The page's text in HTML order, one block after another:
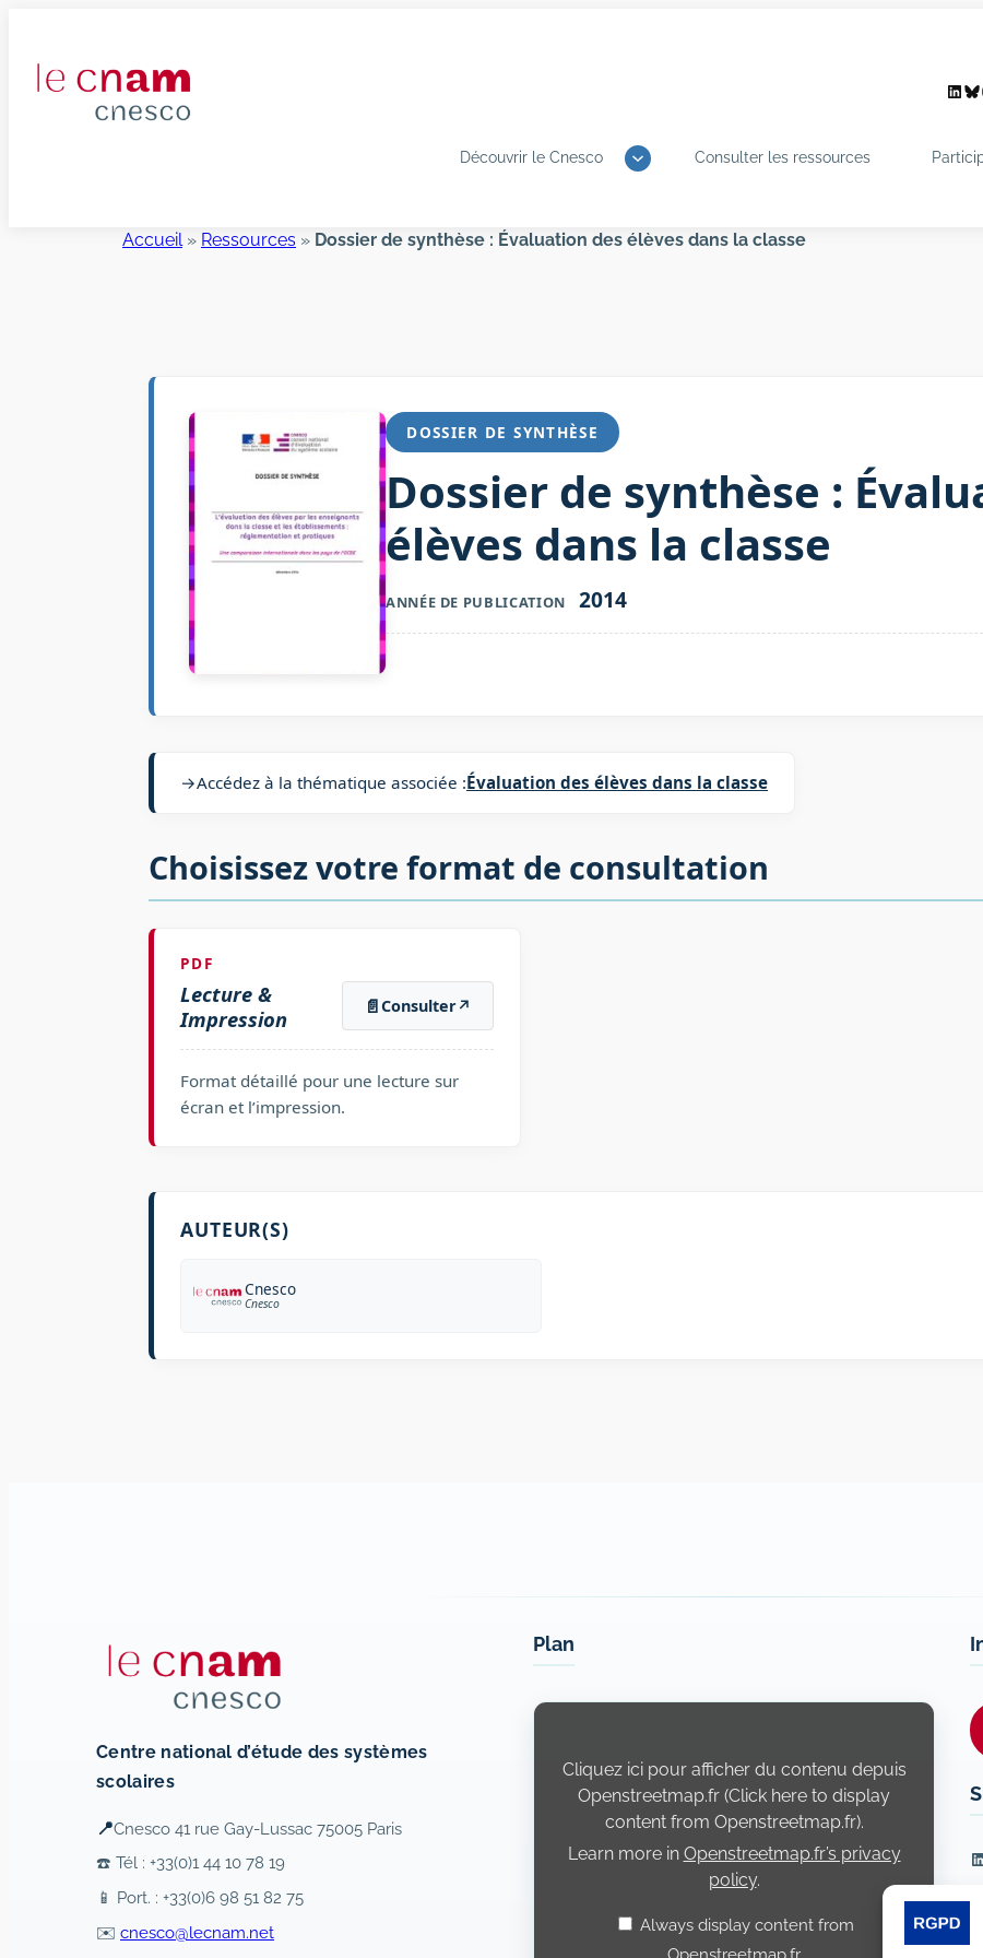
contenu
Découvrir le Cnesco Consulter les ressources
Accueil» Ressources » Dossier de synthèse : Évaluation des élèves dans la classe
DOSSIER DE SYNTHÈSE
Dossier de synthèse :
élèves dans la classe
ANNÉE DE PUBLICATION 2014
→Accédez à la thématique associée :Évaluation des élèves dans la classe
Choisissez votre format de consultation
PDF
Lecture &
Impression
📄Consulter↗
Format détaillé pour une lecture sur
écran et l’impression.
AUTEUR(S)
Cnesco
Cnesco
Centre national d’étude des systèmes
scolaires
📍Cnesco 41 rue Gay-Lussac 75005 Paris
☎️ Tél : +33(0)1 44 10 78 19
📱 Port. : +33(0)6 98 51 82 75
✉️ cnesco@lecnam.net
Plan
Display
Openstreetmap.fr
Cliquez ici pour afficher du contenu depuis
Openstreetmap.fr (Click here to display
content from Openstreetmap.fr).
Learn more in Openstreetmap.fr’s privacy
policy.
Always display content from